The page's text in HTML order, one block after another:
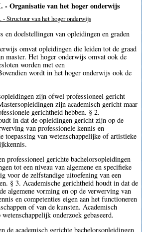
Organisatie van het hoger onderwijs
Structuur van het hoger onderwijs
en doelstellingen van opleidingen en graden
omvat opleidingen die leiden tot de graad
master. Het hoger onderwijs omvat ook de
worden met een
wordt in het hoger onderwijs ook de
zijn ofwel professioneel gericht
zijn academisch gericht maar
gerichtheid hebben. § 2.
in dat de opleidingen gericht zijn op de
van professionele kennis en
toepassing van wetenschappelijke of artistieke
professioneel gerichte bachelorsopleidingen
tot een niveau van algemene en specifieke
voor de zelfstandige uitoefening van een
§ 3. Academische gerichtheid houdt in dat de
algemene vorming en op de verwerving van
en competenties eigen aan het functioneren
of van de kunsten. Academisch
onderzoek gebaseerd.
de academisch gerichte bachelorsopleidingen